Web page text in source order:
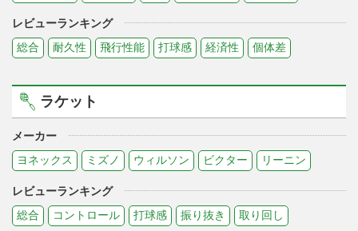
レビューランキング
総合
耐久性 飛行性能 打球感 経済性 個体差
ラケット
メーカー
ヨネックス
ミズノ ウィルソン ビクター リーニン
レビューランキング
総合
コントロール 打球感 振り抜き 取り回し